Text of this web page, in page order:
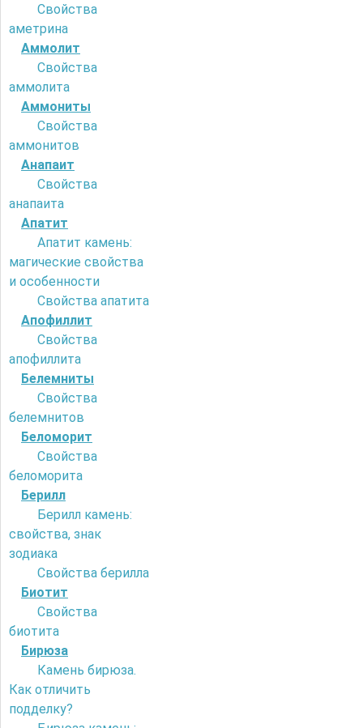
Свойства
аметрина
Аммолит
Свойства
аммолита
Аммониты
Свойства
аммонитов
Анапаит
Свойства
анапаита
Апатит
Апатит камень:
магические свойства
и особенности
Свойства апатита
Апофиллит
Свойства
апофиллита
Белемниты
Свойства
белемнитов
Беломорит
Свойства
беломорита
Берилл
Берилл камень:
свойства, знак
зодиака
Свойства берилла
Биотит
Свойства
биотита
Бирюза
Камень бирюза.
Как отличить
подделку?